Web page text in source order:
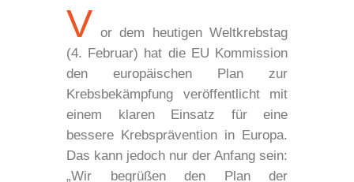
V or dem heutigen Weltkrebstag
(4. Februar) hat die EU Kommission
den europäischen Plan zur
Krebsbekämpfung veröffentlicht mit
einem klaren Einsatz für eine
bessere Krebsprävention in Europa.
Das kann jedoch nur der Anfang sein:
„Wir begrüßen den Plan der